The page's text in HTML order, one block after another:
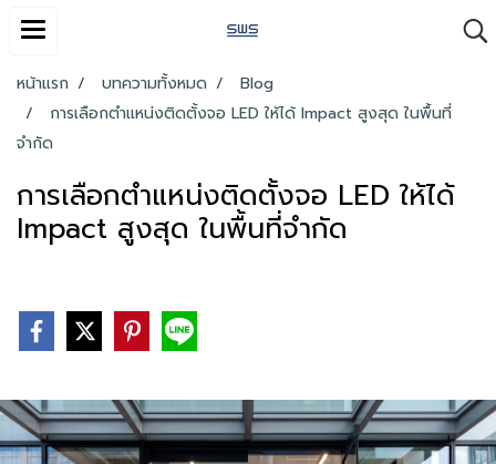
หน้าแรก บทความทั้งหมด
Blog
การเลือกตำแหน่งติดตั้งจอ LED ให้ได้ Impact สูงสุด ในพื้นที่
จำกัด
การเลือกตำแหน่งติดตั้งจอ LED ให้ได้
Impact สูงสุด ในพื้นที่จำกัด